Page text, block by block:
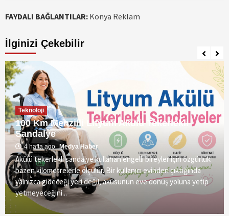
FAYDALI BAĞLANTILAR: Konya Reklam
İlginizi Çekebilir
Teknoloji
100 Km Menzilli Lityum Akülü Tekerlekli
Sandalye
4 hafta ago Medya Haber
Akülü tekerlekli sandalye kullanan engelli bireyler için özgürlük
bazen kilometrelerle ölçülür. Bir kullanıcı evinden çıktığında
yalnızca gideceği yeri değil, aküsünün eve dönüş yoluna yetip
yetmeyeceğini...